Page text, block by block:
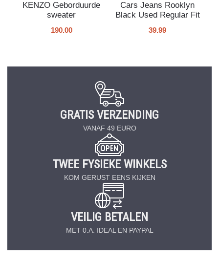
KENZO Geborduurde
sweater
190.00
Cars Jeans Rooklyn
Black Used Regular Fit
39.99
GRATIS VERZENDING
VANAF 49 EURO
TWEE FYSIEKE WINKELS
KOM GERUST EENS KIJKEN
VEILIG BETALEN
MET 0.A. IDEAL EN PAYPAL